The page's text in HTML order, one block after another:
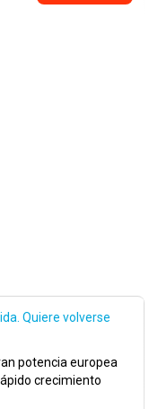
Quiere volverse
potencia europea
crecimiento